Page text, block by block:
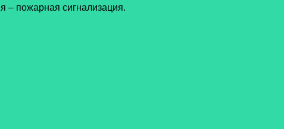
– пожарная сигнализация.